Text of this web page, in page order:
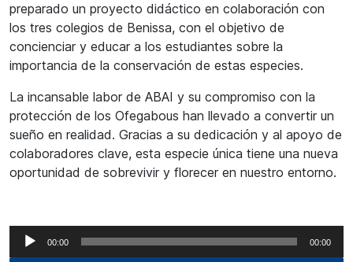
preparado un proyecto didáctico en colaboración con
los tres colegios de Benissa, con el objetivo de
concienciar y educar a los estudiantes sobre la
importancia de la conservación de estas especies.
La incansable labor de ABAI y su compromiso con la
protección de los Ofegabous han llevado a convertir un
sueño en realidad. Gracias a su dedicación y al apoyo de
colaboradores clave, esta especie única tiene una nueva
oportunidad de sobrevivir y florecer en nuestro entorno.
Reproductor
de
00:00 00:00